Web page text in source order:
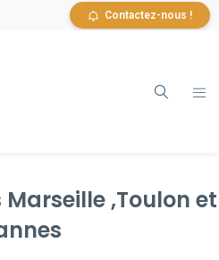
Contactez-nous !
,Toulon et